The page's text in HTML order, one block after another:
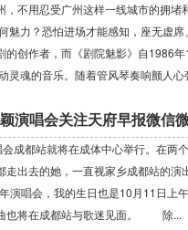
不用忍受广州这样一线城市的拥
？恐怕进场才能感知，座无虚席
的创作者，而《剧院魅影》自1986
的音乐。随着管风琴奏响颤人心
演唱会关注天府早报微信
都站就将在成体中心举行。在两
走出去的她，一直视家乡成都站的
演唱会，我的生日也是10月11日上
曲也将在成都站与歌迷见面。 除...